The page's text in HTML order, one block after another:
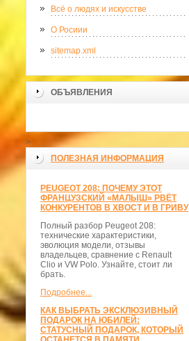
Всё о людях и искусстве
О Росиии
sitemap.xml
ОБЪЯВЛЕНИЯ
>
ПОЛЕЗНАЯ ИНФОРМАЦИЯ
PEUGEOT 208: ПОЧЕМУ ЭТОТ
ФРАНЦУЗСКИЙ «МАЛЫШ» РВЁТ
КОНКУРЕНТОВ В ХВОСТ И В ГРИВУ
Полный разбор Peugeot 208:
технические характеристики,
эволюция модели, отзывы
владельцев, сравнение с Renault
Clio и VW Polo. Узнайте, стоит ли
брать.
Подробнее...
КАК ВЫБРАТЬ ЭКСКЛЮЗИВНЫЙ
ПОДАРОК НА ЮБИЛЕЙ:
СТАТУСНЫЙ ПОДАРОК, КОТОРЫЙ